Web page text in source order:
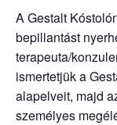
A Gestalt
bepillantást
terapeuta/
ismertetjük a
alapelveit, majd
személyes